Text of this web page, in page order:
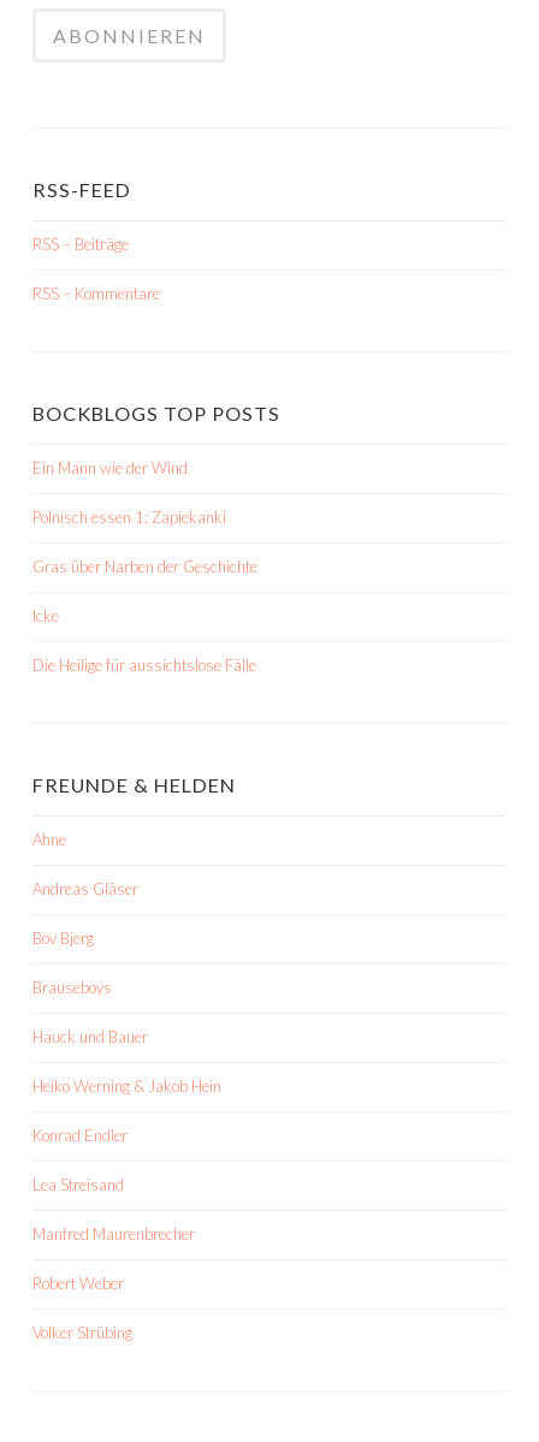
RSS-FEED
RSS – Beiträge
RSS – Kommentare
BOCKBLOGS TOP POSTS
Ein Mann wie der Wind
Polnisch essen 1: Zapiekanki
Gras über Narben der Geschichte
Icke
Die Heilige für aussichtslose Fälle
FREUNDE & HELDEN
Ahne
Andreas Gläser
Bov Bjerg
Brauseboys
Hauck und Bauer
Heiko Werning & Jakob Hein
Konrad Endler
Lea Streisand
Manfred Maurenbrecher
Robert Weber
Volker Strübing